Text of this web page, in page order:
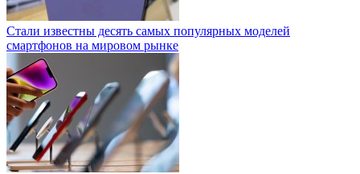
Стали известны десять самых популярных моделей
смартфонов на мировом рынке